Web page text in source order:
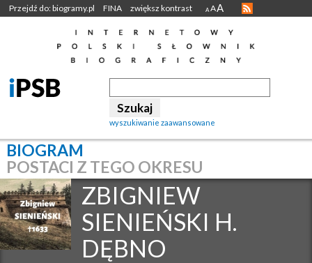
Przejdź do: biogramy.pl FINA zwiększ kontrast A AA
wyszukiwanie zaawansowane
BIOGRAM
POSTACI Z TEGO OKRESU
ZBIGNIEW
SIENIEŃSKI H.
DĘBNO